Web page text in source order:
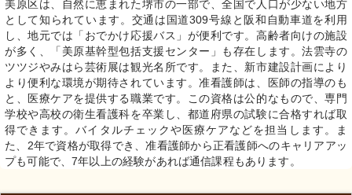
美原区は、自然に恵まれた堺市の一部で、全国で人口が少ない地方
として知られています。交通は国道309号線と阪和自動車道を利用
し、地元では「おでかけ応援バス」が便利です。高齢者向けの施設
が多く、「美原基幹型包括支援センター」も存在します。法雲寺の
ツツジやみはら芸術展は観光名所です。また、新市建設計画により
より便利な環境が期待されています。准看護師は、医師の指導のも
と、医療ケアを提供する職業です。この資格は公的なもので、専門
学校や高校の衛生看護科を卒業し、都道府県の試験に合格すれば取
得できます。バイタルチェックや医療ケアなどを担当します。ま
た、2年で資格が取得でき、准看護師から正看護師へのキャリアアッ
プも可能で、7年以上の経験があれば通信課程もあります。